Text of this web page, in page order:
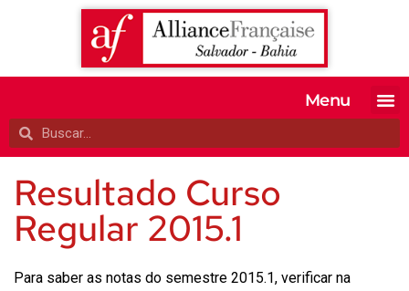
Menu
Resultado Curso
Regular 2015.1
Para saber as notas do semestre 2015.1, verificar na